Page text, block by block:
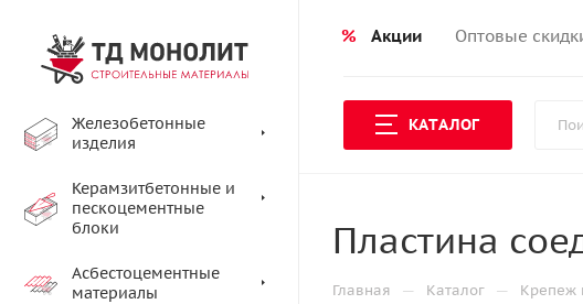
% Акции Оптовые
КАТАЛОГ
Железобетонные
изделия
Керамзитбетонные и
пескоцементные
блоки
Асбестоцементные
материалы
Пластина
Главная — Каталог — Крепеж